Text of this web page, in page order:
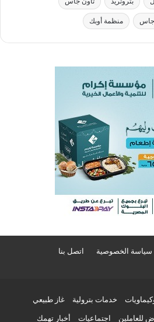
جاس منظمة أوبك
سياسة الخصوصية اتصل بنا
خدمات بترولية غاز طبيعي
للعاملين اجتماعيات أخبار تهمك